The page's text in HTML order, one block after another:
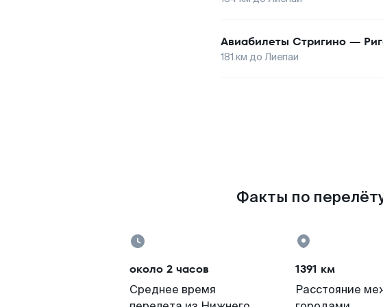
Авиабилеты Стригино —
181 км до Лиепаи
Факты по
около 2 часов
Среднее время
1391 км
Расстояние